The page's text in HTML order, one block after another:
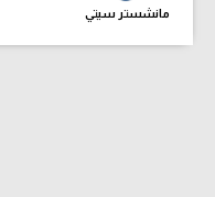
مانشستر سيتي